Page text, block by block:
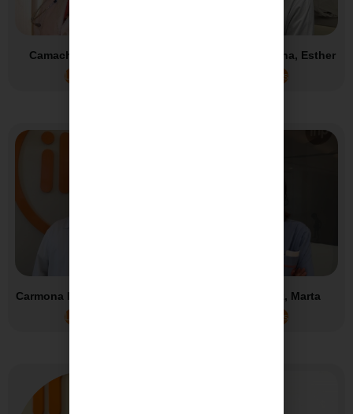
Camacho Conde, Pilar
Leer más
Cambrón Carmona, Esther
Leer más
Carmona Martínez, Alfonso
Leer más
Carmona Ruiz, Marta
Leer más